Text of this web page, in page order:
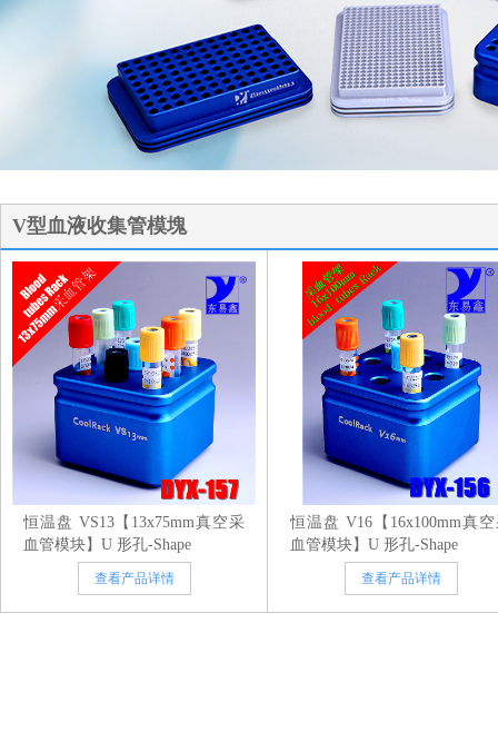
V型血液收集管模塊
恒温盘 VS13【13x75mm真空采
血管模块】U 形孔-Shape
查看产品详情
恒温盘 V16【16x100mm真
血管模块】U 形孔-Shape
查看产品详情